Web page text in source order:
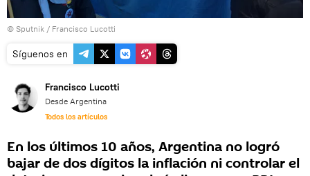
© Sputnik / Francisco Lucotti
Síguenos en
Francisco Lucotti
Desde Argentina
Todos los artículos
En los últimos 10 años, Argentina no logró
bajar de dos dígitos la inflación ni controlar el